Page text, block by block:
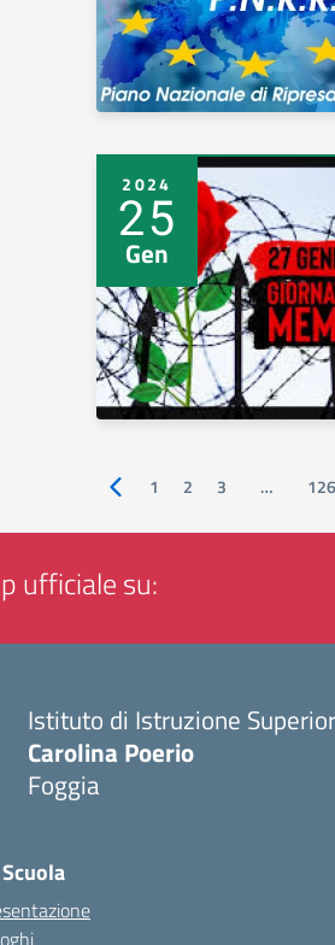
2024
25
Gen
Pagina precedente
1 2 3 … 126
ufficiale su:
Istituto di Istruzione
Carolina Poerio
Foggia